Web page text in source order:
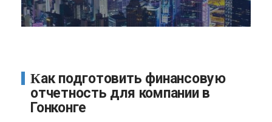
Как подготовить финансовую
отчетность для компании в
Гонконге